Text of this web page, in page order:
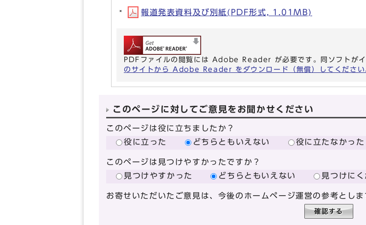
報道発表資料及び別紙(PDF形式, 1.01MB)
PDFファイルの閲覧には Adobe Reader が必要です。同ソフトがイ
のサイトから Adobe Reader をダウンロード（無償）してください
このページに対してご意見をお聞かせください
このページは役に立ちましたか？
役に立った
どちらともいえない 役に立たなかった
このページは見つけやすかったですか？
見つけやすかった
どちらともいえない 見つけに
お寄せいただいたご意見は、今後のホームページ運営の参考としま